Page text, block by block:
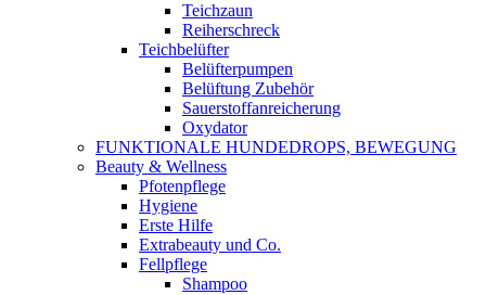
Teichzaun
Reiherschreck
Teichbelüfter
Belüfterpumpen
Belüftung Zubehör
Sauerstoffanreicherung
Oxydator
FUNKTIONALE HUNDEDROPS, BEWEGUNG
Beauty & Wellness
Pfotenpflege
Hygiene
Erste Hilfe
Extrabeauty und Co.
Fellpflege
Shampoo